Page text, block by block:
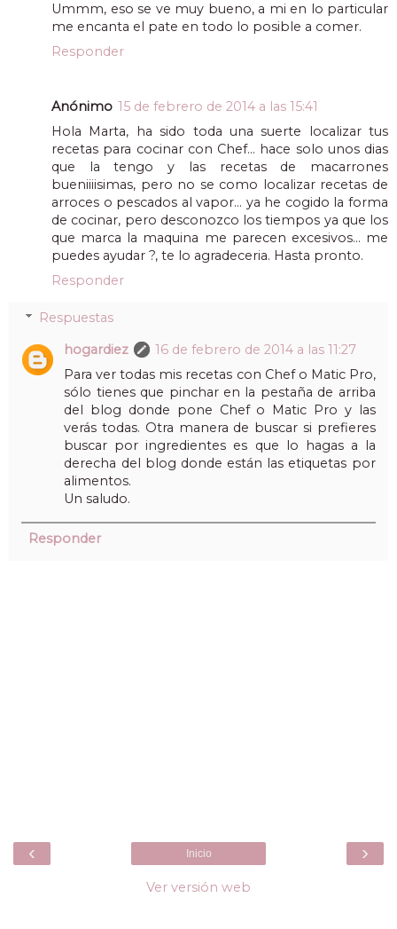
Ummm, eso se ve muy bueno, a mi en lo particular
me encanta el pate en todo lo posible a comer.
Responder
Anónimo 15 de febrero de 2014 a las 15:41
Hola Marta, ha sido toda una suerte localizar tus
recetas para cocinar con Chef... hace solo unos dias
que la tengo y las recetas de macarrones
bueniiiisimas, pero no se como localizar recetas de
arroces o pescados al vapor... ya he cogido la forma
de cocinar, pero desconozco los tiempos ya que los
que marca la maquina me parecen excesivos... me
puedes ayudar ?, te lo agradeceria. Hasta pronto.
Responder
Respuestas
hogardiez
16 de febrero de 2014 a las 11:27
Para ver todas mis recetas con Chef o Matic Pro,
sólo tienes que pinchar en la pestaña de arriba
del blog donde pone Chef o Matic Pro y las
verás todas. Otra manera de buscar si prefieres
buscar por ingredientes es que lo hagas a la
derecha del blog donde están las etiquetas por
alimentos.
Un saludo.
Responder
‹ ›
Inicio
Ver versión web